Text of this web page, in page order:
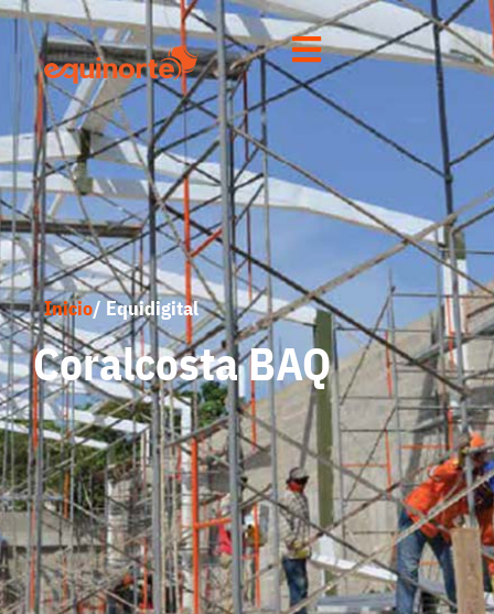
Inicio/ Equidigital
Coralcosta BAQ